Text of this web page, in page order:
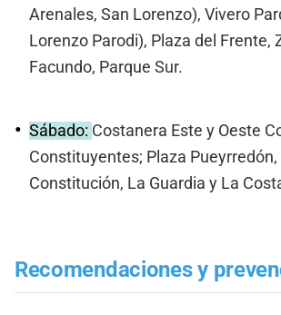
Arenales, San Lorenzo), Vivero
Lorenzo Parodi), Plaza del Frente,
Facundo, Parque Sur.
Sábado: Costanera Este y Oeste
Constituyentes; Plaza
Constitución, La Guardia y La
Recomendaciones y